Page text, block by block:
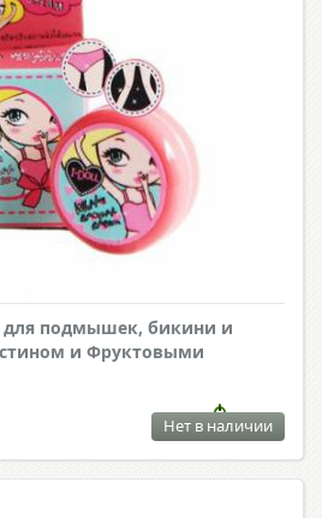
подмышек, бикини и
и Фруктовыми
Нет в наличии